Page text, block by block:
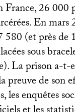
26 000
En mars
(et près de
sous
La prison a-t-
preuve de son
les enquêtes